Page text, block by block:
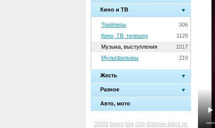
Кино и ТВ
306
Трейлеры
1129
Кино, ТВ, телешоу
1017
Музыка, выступления
219
Мультфильмы
Жесть
Разное
Авто, мото
2009 bang big clip dobroe-taksi.ru